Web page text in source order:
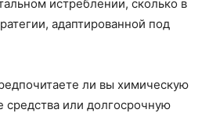
истреблении, сколько в
адаптированной под
ли вы химическую
средства или долгосрочную